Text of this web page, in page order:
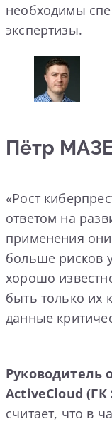
необходимы
экспертизы.
Пётр
«Рост
ответом на
применения
больше рисков
хорошо
быть только их
данные
Руководитель
ActiveCloud
считает, что в